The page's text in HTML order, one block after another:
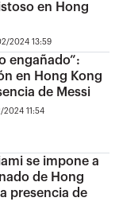
en Hong
2024 13:59
engañado”:
en Hong Kong
de Messi
11:54
se impone a
de Hong
presencia de